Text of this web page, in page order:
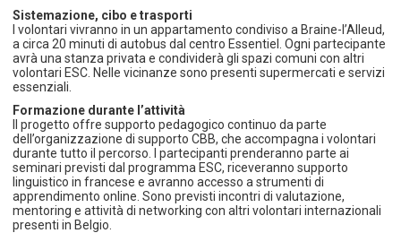
Sistemazione, cibo e trasporti
I volontari vivranno in un appartamento condiviso a Braine-l’Alleud,
a circa 20 minuti di autobus dal centro Essentiel. Ogni partecipante
avrà una stanza privata e condividerà gli spazi comuni con altri
volontari ESC. Nelle vicinanze sono presenti supermercati e servizi
essenziali.
Formazione durante l’attività
Il progetto offre supporto pedagogico continuo da parte
dell’organizzazione di supporto CBB, che accompagna i volontari
durante tutto il percorso. I partecipanti prenderanno parte ai
seminari previsti dal programma ESC, riceveranno supporto
linguistico in francese e avranno accesso a strumenti di
apprendimento online. Sono previsti incontri di valutazione,
mentoring e attività di networking con altri volontari internazionali
presenti in Belgio.